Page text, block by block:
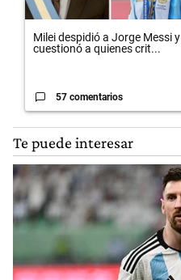
Milei despidió a Jorge Messi y
cuestionó a quienes crit...
57 comentarios